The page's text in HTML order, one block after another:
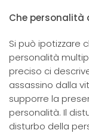
Che personalità
Si può ipotizzare
personalità
preciso ci
assassino dalla
supporre la
personalità. Il
disturbo della